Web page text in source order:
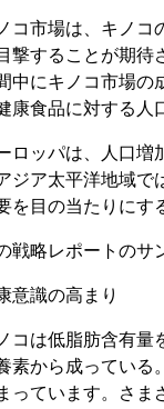
コ市場は、キノコ
撃することが期待
中にキノコ市場の
康食品に対する人
ロッパは、人口増
ジア太平洋地域で
を目の当たりにす
戦略レポートのサ
意識の高まり
コは低脂肪含有量
素から成っている
っています。さま